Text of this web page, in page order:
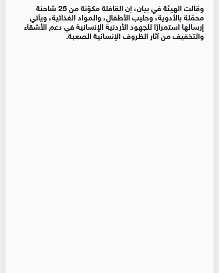
وقالت الهيئة في بيان، إن القافلة مكوّنة من 25 شاحنة
محمّلة بالأدوية، وحليب الأطفال، والمواد الغذائية، ويأتي
إرسالها استمرارًا للجهود الأردنية الإنسانية في دعم الأشقاء
والتخفيف من آثار الظروف الإنسانية الصعبة.